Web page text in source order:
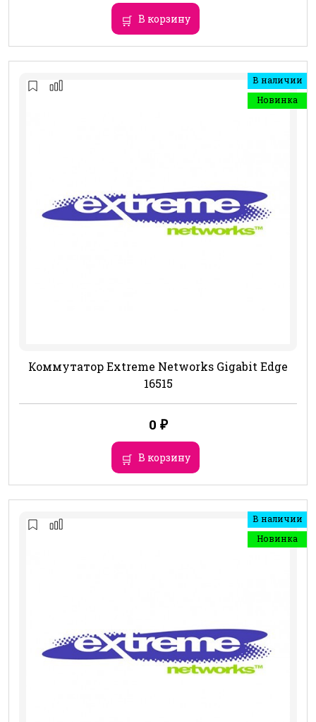
В корзину
В наличии
Новинка
Коммутатор Extreme Networks Gigabit Edge
16515
0 ₽
В корзину
В наличии
Новинка